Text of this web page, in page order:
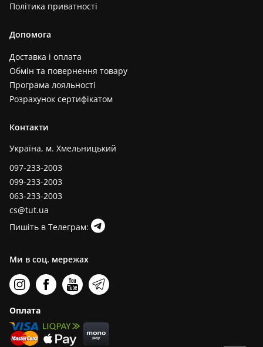
Політика приватності
Допомога
Доставка і оплата
Обмін та повернення товару
Програма лояльності
Розрахунок сертифікатом
Контакти
Україна, м. Хмельницький
097-233-2003
099-233-2003
063-233-2003
cs@tut.ua
Пишіть в Телеграм:
Ми в соц. мережах
Оплата